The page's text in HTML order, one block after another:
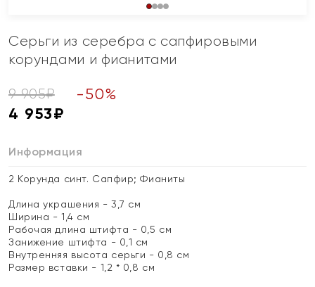
Серьги из серебра с сапфировыми
корундами и фианитами
9 905₽ -50%
4 953₽
Информация
2 Корунда синт. Сапфир; Фианиты
Длина украшения - 3,7 см
Ширина - 1,4 см
Рабочая длина штифта - 0,5 см
Занижение штифта - 0,1 см
Внутренняя высота серьги - 0,8 см
Размер вставки - 1,2 * 0,8 см